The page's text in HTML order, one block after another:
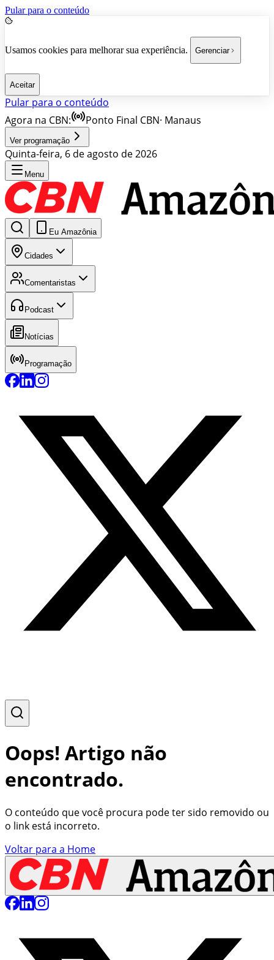
Pular para o conteúdo
Usamos cookies para melhorar sua experiência. Gerenciar
Aceitar
Pular para o conteúdo
Agora na CBN:
Ponto Final CBN· Manaus
Ver programação
Quinta-feira, 6 de agosto de 2026
Menu
Eu Amazônia
Cidades
Comentaristas
Podcast
Notícias
Programação
Oops! Artigo não
encontrado.
O conteúdo que você procura pode ter sido removido ou
o link está incorreto.
Voltar para a Home